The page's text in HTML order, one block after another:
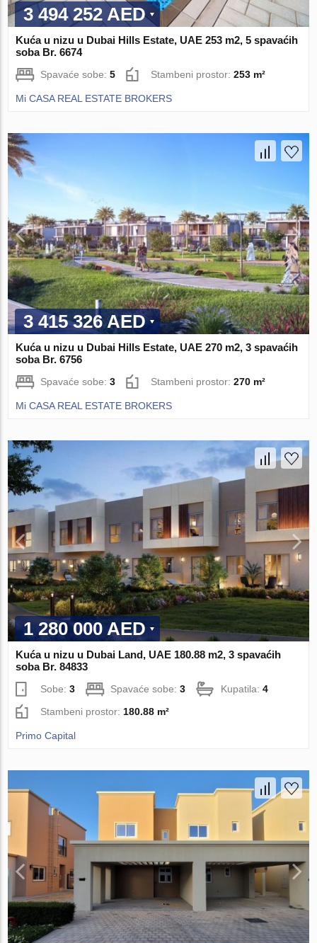
3 494 252 AED
Kuća u nizu u Dubai Hills Estate, UAE 253 m2, 5 spavaćih
soba Br. 6674
Spavaće sobe:5 Stambeni prostor:253 m²
Mi CASA REAL ESTATE BROKERS
3 415 326 AED
Kuća u nizu u Dubai Hills Estate, UAE 270 m2, 3 spavaćih
soba Br. 6756
Spavaće sobe:3 Stambeni prostor:270 m²
Mi CASA REAL ESTATE BROKERS
1 280 000 AED
Kuća u nizu u Dubai Land, UAE 180.88 m2, 3 spavaćih
soba Br. 84833
Sobe:3 Spavaće sobe:3 Kupatila:4
Stambeni prostor: 180.88 m²
Primo Capital